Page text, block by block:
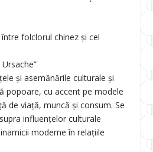
folclorul chinez și cel
și asemănările culturale și
popoare, cu accent pe modele
de viață, muncă și consum. Se
influențelor culturale
moderne în relațiile